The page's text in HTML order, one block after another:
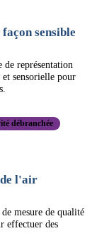
sensible
représentation
sensorielle pour
débranchée
l'air
mesure de qualité
effectuer des